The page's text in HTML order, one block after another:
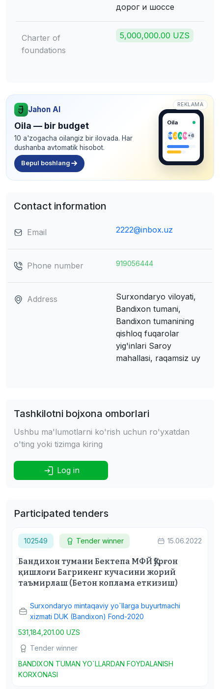
дорог и шоссе
Charter of
foundations
5,000,000.00 UZS
REKLAMA
Jahon AI
Oila — bir budget
10 a'zogacha oilangiz bir ilovada. Har
dushanba avtomatik hisobot.
Bepul boshlang
Oila
M J A N+6
Contact information
Email 2222@inbox.uz
Phone number 919056444
Address
Surxondaryo viloyati,
Bandixon tumani,
Bandixon tumanining
qishloq fuqarolar
yig'inlari Saroy
mahallasi, raqamsiz uy
Tashkilotni bojxona omborlari
Ushbu ma'lumotlarni ko'rish uchun ro'yxatdan
o'ting yoki tizimga kiring
Log in
Participated tenders
102549 Tender winner 15.06.2022
Бандихон тумани Бектепа МФЙ Қўрғон
қишлоғи Багрикенг кучасини жорий
таъмирлаш (Бетон коплама еткизиш)
Surxondaryo mintaqaviy yo`llarga buyurtmachi
xizmati DUK (Bandixon) Fond-2020
531,184,201.00 UZS
Tender winner
BANDIXON TUMAN YO`LLARDAN FOYDALANISH
KORXONASI